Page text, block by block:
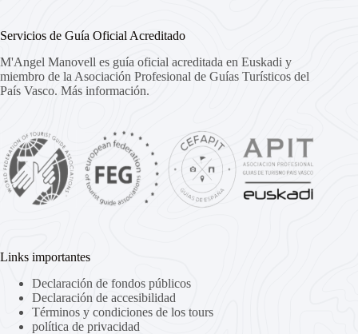
Servicios de Guía Oficial Acreditado
M'Angel Manovell es guía oficial acreditada en Euskadi y
miembro de la Asociación Profesional de Guías Turísticos del
País Vasco. Más información.
Links importantes
Declaración de fondos públicos
Declaración de accesibilidad
Términos y condiciones de los tours
política de privacidad